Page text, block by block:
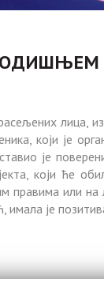
лица,
који је
је
који ће
правима или
је